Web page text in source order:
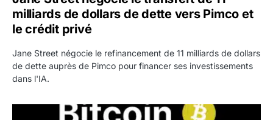
milliards de dollars de dette vers Pimco et
le crédit privé
Jane Street négocie le refinancement de 11 milliards de dollars
de dette auprès de Pimco pour financer ses investissements
dans l'IA.
Bitcoin stagne à 64 000 dollars pendant que les